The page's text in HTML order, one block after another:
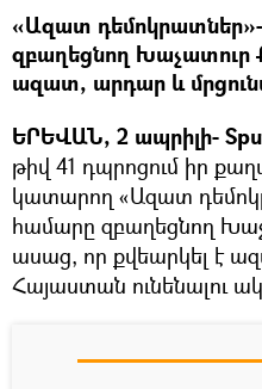
«Ազատ
զբաղեցնող Խաչատուր
ազատ, արդար և
ԵՐԵՎԱՆ, 2 ապրիլի-
թիվ 41 դպրոցում իր
կատարող «Ազատ
համարը զբաղեցնող
ասաց, որ քվեարկել է
Հայաստան ունենալու